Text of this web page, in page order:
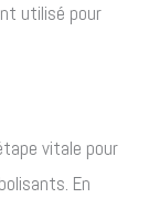
utilisé pour
vitale pour
En